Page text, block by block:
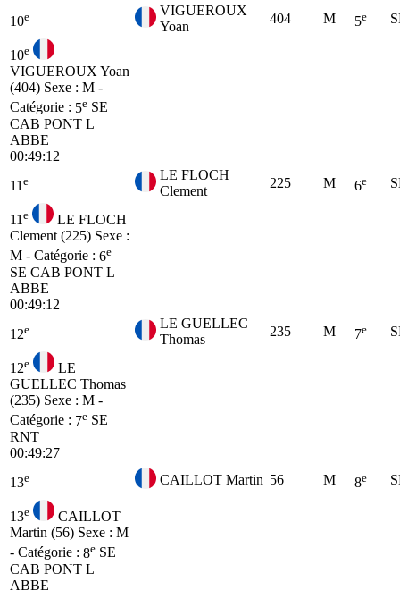
10e
VIGUEROUX
Yoan
404 M 5e
10e
VIGUEROUX Yoan
(404) Sexe : M -
Catégorie : 5e SE
CAB PONT L
ABBE
00:49:12
11 e
LE FLOCH
Clement
225 M 6e
11 e
LE FLOCH
Clement (225) Sexe :
M - Catégorie : 6e
SE CAB PONT L
ABBE
00:49:12
12e
LE GUELLEC
Thomas
235 M 7e
12e
LE
GUELLEC Thomas
(235) Sexe : M -
Catégorie : 7e SE
RNT
00:49:27
13e CAILLOT Martin 56 M 8e
13e
CAILLOT
Martin (56) Sexe : M
- Catégorie : 8e SE
CAB PONT L
ABBE